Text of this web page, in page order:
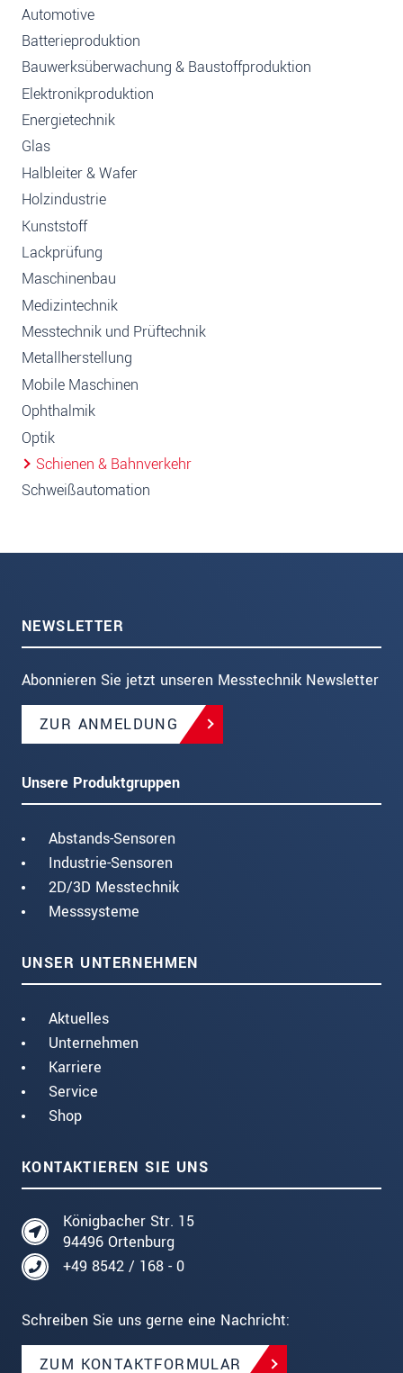
Automotive
Batterieproduktion
Bauwerksüberwachung & Baustoffproduktion
Elektronikproduktion
Energietechnik
Glas
Halbleiter & Wafer
Holzindustrie
Kunststoff
Lackprüfung
Maschinenbau
Medizintechnik
Messtechnik und Prüftechnik
Metallherstellung
Mobile Maschinen
Ophthalmik
Optik
Schienen & Bahnverkehr
Schweißautomation
NEWSLETTER
Abonnieren Sie jetzt unseren Messtechnik Newsletter
ZUR ANMELDUNG
Unsere Produktgruppen
Abstands-Sensoren
Industrie-Sensoren
2D/3D Messtechnik
Messsysteme
UNSER UNTERNEHMEN
Aktuelles
Unternehmen
Karriere
Service
Shop
KONTAKTIEREN SIE UNS
Königbacher Str. 15
94496 Ortenburg
+49 8542 / 168 - 0
Schreiben Sie uns gerne eine Nachricht:
ZUM KONTAKTFORMULAR